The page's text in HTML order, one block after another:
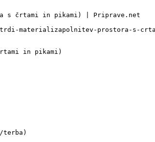
črtami in pikami) | Priprave.net
materializapolnitev-prostora-s-
in pikami)